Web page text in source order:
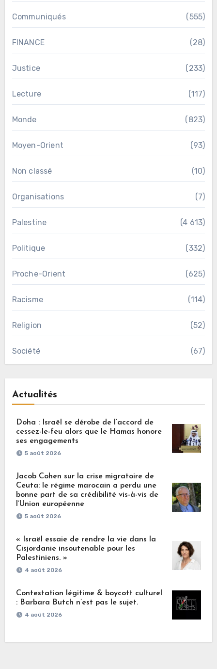
Communiqués (555)
FINANCE (28)
Justice (233)
Lecture (117)
Monde (823)
Moyen-Orient (93)
Non classé (10)
Organisations (7)
Palestine (4 613)
Politique (332)
Proche-Orient (625)
Racisme (114)
Religion (52)
Société (67)
Actualités
Doha : Israël se dérobe de l’accord de
cessez-le-feu alors que le Hamas honore
ses engagements
5 août 2026
Jacob Cohen sur la crise migratoire de
Ceuta: le régime marocain a perdu une
bonne part de sa crédibilité vis-à-vis de
l’Union européenne
5 août 2026
« Israël essaie de rendre la vie dans la
Cisjordanie insoutenable pour les
Palestiniens. »
4 août 2026
Contestation légitime & boycott culturel
: Barbara Butch n’est pas le sujet.
4 août 2026